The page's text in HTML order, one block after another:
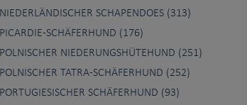
NIEDERLÄNDISCHER SCHAPENDOES (313)
PICARDIE-SCHÄFERHUND (176)
POLNISCHER NIEDERUNGSHÜTEHUND (251)
POLNISCHER TATRA-SCHÄFERHUND (252)
PORTUGIESISCHER SCHÄFERHUND (93)